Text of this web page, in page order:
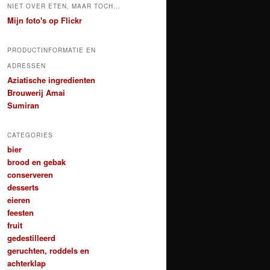
NIET OVER ETEN, MAAR TOCH...
Mijn foto's op Flickr
PRODUCTINFORMATIE EN
ADRESSEN
Aziatische ingredienten
Brouwerij Amai
Sumiran
CATEGORIES
bier
brood en gebak
conserveren
desserts
eieren
feesten
fruit
gedestilleerd
geruchten, roddels en
achterklap